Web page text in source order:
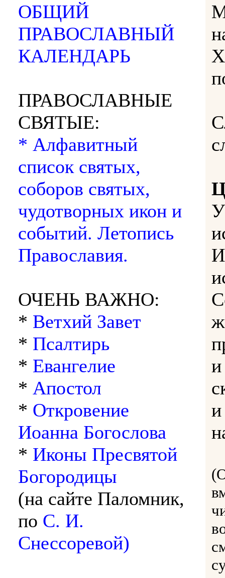
ОБЩИЙ
ПРАВОСЛАВНЫЙ
КАЛЕНДАРЬ
ПРАВОСЛАВНЫЕ
СВЯТЫЕ:
* Алфавитный
список святых,
соборов святых,
чудотворных икон и
событий. Летопись
Православия.
ОЧЕНЬ ВАЖНО:
* Ветхий Завет
* Псалтирь
* Евангелие
* Апостол
* Откровение
Иоанна Богослова
* Иконы Пресвятой
Богородицы
(на сайте Паломник,
по С. И.
Снессоревой)
и